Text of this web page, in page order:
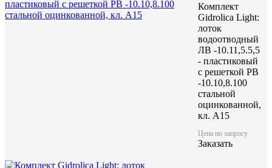
Комплект
Gidrolica Light:
лоток
водоотводный
ЛВ -10.11,5.5,5
- пластиковый
с решеткой РВ
-10.10,8.100
стальной
оцинкованной,
кл. A15
Цена по запросу
Заказать